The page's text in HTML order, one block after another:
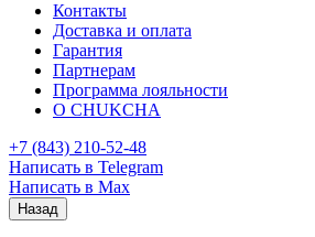
Контакты
Доставка и оплата
Гарантия
Партнерам
Программа лояльности
О CHUKCHA
+7 (843) 210-52-48
Написать в Telegram
Написать в Max
Назад